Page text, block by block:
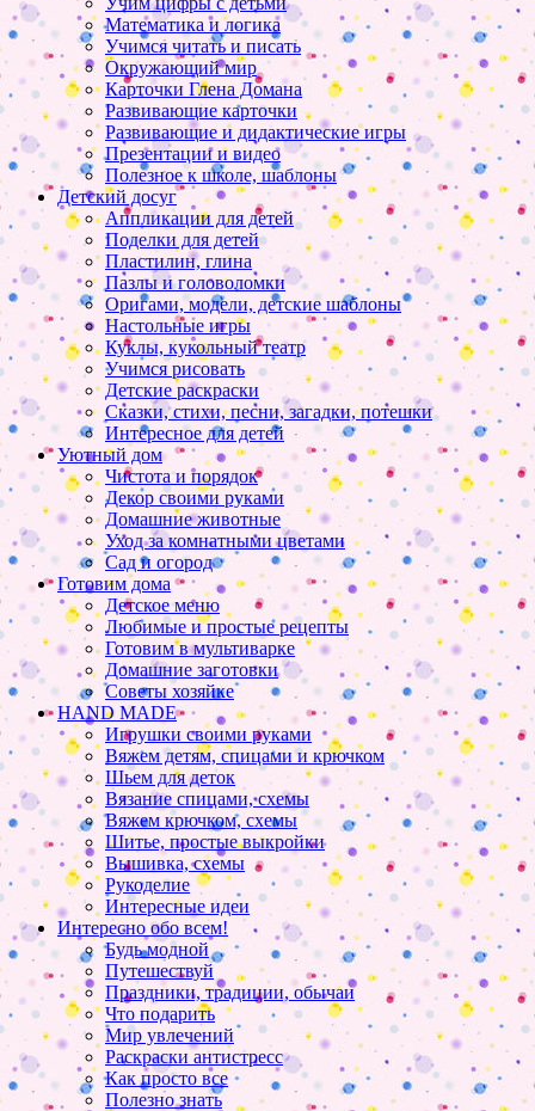
Математика и логика
Учимся читать и писать
Окружающий мир
Карточки Глена Домана
Развивающие карточки
Развивающие и дидактические игры
Презентации и видео
Полезное к школе, шаблоны
Детский досуг
Аппликации для детей
Поделки для детей
Пластилин, глина
Пазлы и головоломки
Оригами, модели, детские шаблоны
Настольные игры
Куклы, кукольный театр
Учимся рисовать
Детские раскраски
Сказки, стихи, песни, загадки, потешки
Интересное для детей
Уютный дом
Чистота и порядок
Декор своими руками
Домашние животные
Уход за комнатными цветами
Сад и огород
Готовим дома
Детское меню
Любимые и простые рецепты
Готовим в мультиварке
Домашние заготовки
Советы хозяйке
HAND MADE
Игрушки своими руками
Вяжем детям, спицами и крючком
Шьем для деток
Вязание спицами, схемы
Вяжем крючком, схемы
Шитье, простые выкройки
Вышивка, схемы
Рукоделие
Интересные идеи
Интересно обо всем!
Будь модной
Путешествуй
Праздники, традиции, обычаи
Что подарить
Мир увлечений
Раскраски антистресс
Как просто все
Полезно знать